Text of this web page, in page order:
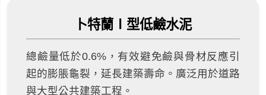
卜特蘭Ⅰ型低鹼水泥
總鹼量低於0.6%，有效避免鹼與骨材反應引
起的膨脹龜裂，延長建築壽命。廣泛用於道路
與大型公共建築工程。